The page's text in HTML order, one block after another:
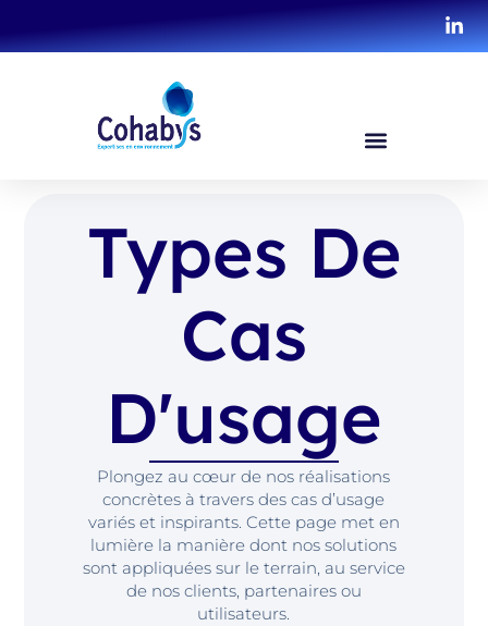
Types De
Cas
D'usage
Plongez au cœur de nos réalisations
concrètes à travers des cas d’usage
variés et inspirants. Cette page met en
lumière la manière dont nos solutions
sont appliquées sur le terrain, au service
de nos clients, partenaires ou
utilisateurs.